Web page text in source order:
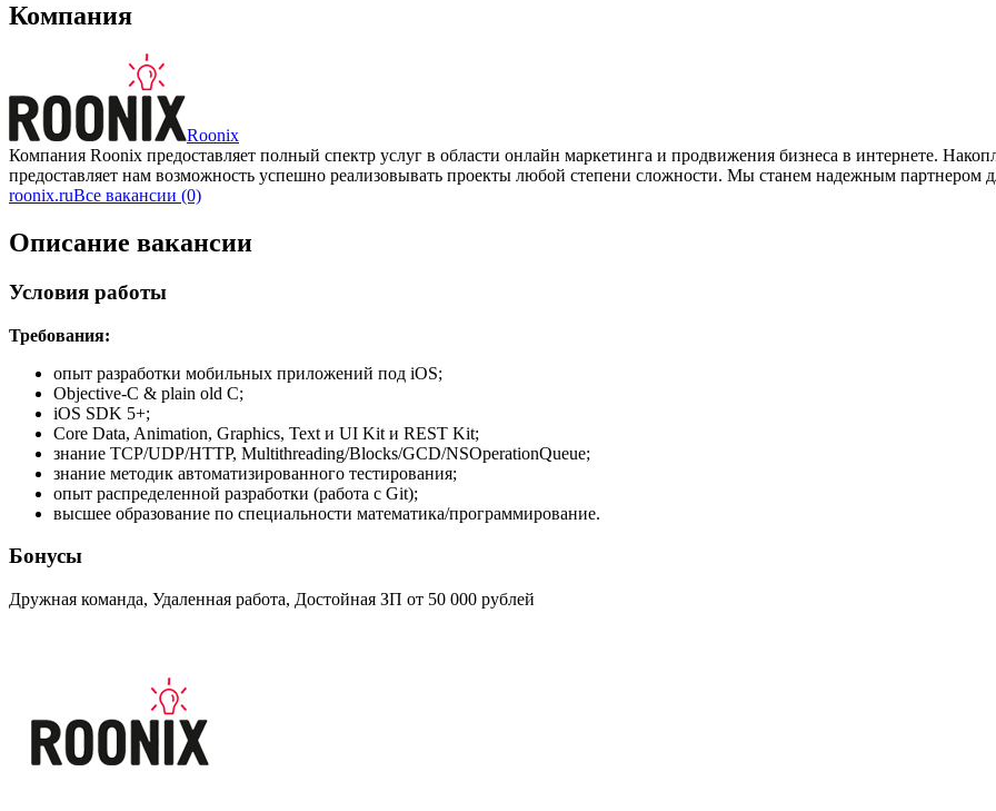
Компания
Roonix
Компания Roonix предоставляет полный спектр услуг в области онлайн маркетинга и продвижения бизнеса в интернете.
предоставляет нам возможность успешно реализовывать проекты любой степени сложности. Мы станем надежным партнером
roonix.ruВсе вакансии (0)
Описание вакансии
Условия работы
Требования:
опыт разработки мобильных приложений под iOS;
Objective-C & plain old C;
iOS SDK 5+;
Core Data, Animation, Graphics, Text и UI Kit и REST Kit;
знание TCP/UDP/HTTP, Multithreading/Blocks/GCD/NSOperationQueue;
знание методик автоматизированного тестирования;
опыт распределенной разработки (работа с Git);
высшее образование по специальности математика/программирование.
Бонусы
Дружная команда, Удаленная работа, Достойная ЗП от 50 000 рублей